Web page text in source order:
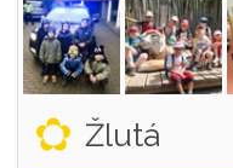
Žlutá